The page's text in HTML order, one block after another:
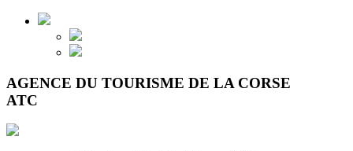
AGENCE DU TOURISME DE LA CORSE
ATC